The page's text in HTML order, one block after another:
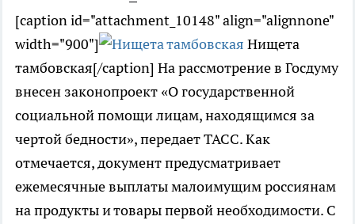
[caption id="attachment_10148" align="alignnone"
width="900"]
Нищета
тамбовская[/caption] На рассмотрение в Госдуму
внесен законопроект «О государственной
социальной помощи лицам, находящимся за
чертой бедности», передает ТАСС. Как
отмечается, документ предусматривает
ежемесячные выплаты малоимущим россиянам
на продукты и товары первой необходимости. С